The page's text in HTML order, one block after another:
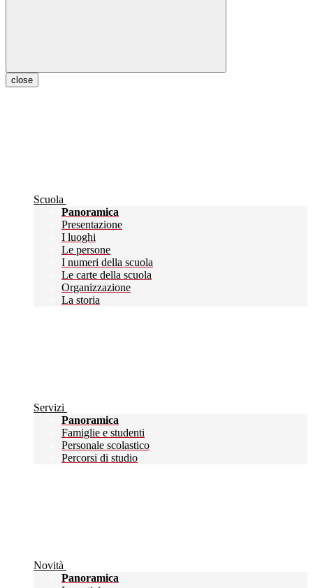
close
Scuola
Panoramica
Presentazione
I luoghi
Le persone
I numeri della scuola
Le carte della scuola
Organizzazione
La storia
Servizi
Panoramica
Famiglie e studenti
Personale scolastico
Percorsi di studio
Novità
Panoramica